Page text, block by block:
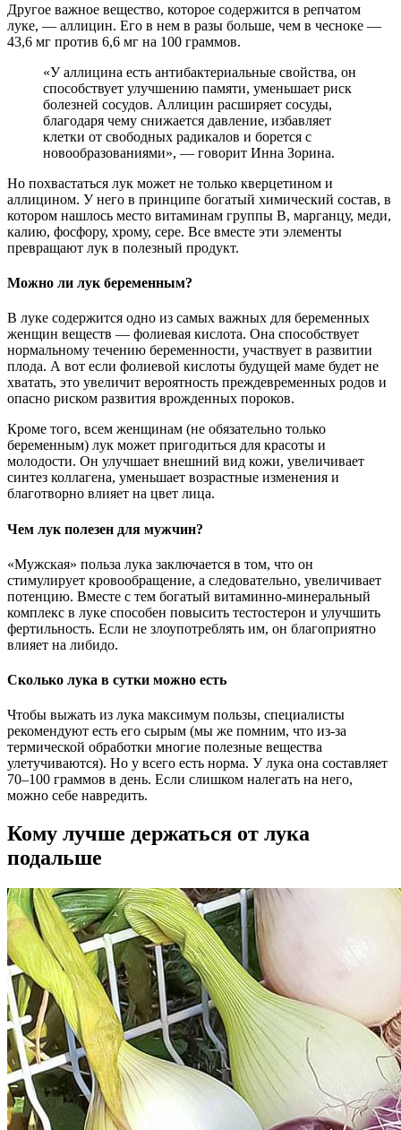
Другое важное вещество, которое содержится в репчатом
луке, — аллицин. Его в нем в разы больше, чем в чесноке —
43,6 мг против 6,6 мг на 100 граммов.
«У аллицина есть антибактериальные свойства, он
способствует улучшению памяти, уменьшает риск
болезней сосудов. Аллицин расширяет сосуды,
благодаря чему снижается давление, избавляет
клетки от свободных радикалов и борется с
новообразованиями», — говорит Инна Зорина.
Но похвастаться лук может не только кверцетином и
аллицином. У него в принципе богатый химический состав, в
котором нашлось место витаминам группы В, марганцу, меди,
калию, фосфору, хрому, сере. Все вместе эти элементы
превращают лук в полезный продукт.
Можно ли лук беременным?
В луке содержится одно из самых важных для беременных
женщин веществ — фолиевая кислота. Она способствует
нормальному течению беременности, участвует в развитии
плода. А вот если фолиевой кислоты будущей маме будет не
хватать, это увеличит вероятность преждевременных родов и
опасно риском развития врожденных пороков.
Кроме того, всем женщинам (не обязательно только
беременным) лук может пригодиться для красоты и
молодости. Он улучшает внешний вид кожи, увеличивает
синтез коллагена, уменьшает возрастные изменения и
благотворно влияет на цвет лица.
Чем лук полезен для мужчин?
«Мужская» польза лука заключается в том, что он
стимулирует кровообращение, а следовательно, увеличивает
потенцию. Вместе с тем богатый витаминно-минеральный
комплекс в луке способен повысить тестостерон и улучшить
фертильность. Если не злоупотреблять им, он благоприятно
влияет на либидо.
Сколько лука в сутки можно есть
Чтобы выжать из лука максимум пользы, специалисты
рекомендуют есть его сырым (мы же помним, что из-за
термической обработки многие полезные вещества
улетучиваются). Но у всего есть норма. У лука она составляет
70–100 граммов в день. Если слишком налегать на него,
можно себе навредить.
Кому лучше держаться от лука
подальше